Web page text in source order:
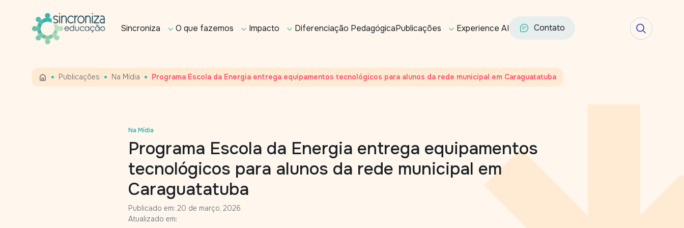
Sincroniza O que fazemos Impacto Diferenciação PedagógicaPublicações Experience AI Contato
• Publicações • Na Mídia • Programa Escola da Energia entrega equipamentos tecnológicos para alunos da rede municipal em Caraguatatuba
Na Mídia
Programa Escola da Energia entrega equipamentos
tecnológicos para alunos da rede municipal em
Caraguatatuba
Publicado em: 20 de março, 2026
Atualizado em: